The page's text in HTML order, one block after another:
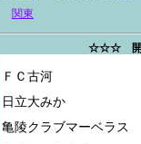
関東
☆☆☆ 開
ＦＣ古河
日立大みか
亀陵クラブマーベラス